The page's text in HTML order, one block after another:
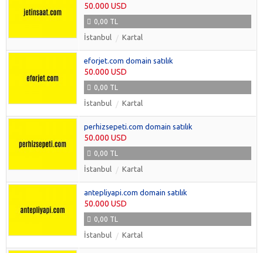
50.000 USD
0,00 TL
İstanbul Kartal
eforjet.com domain satılık
50.000 USD
0,00 TL
İstanbul Kartal
perhizsepeti.com domain satılık
50.000 USD
0,00 TL
İstanbul Kartal
antepliyapi.com domain satılık
50.000 USD
0,00 TL
İstanbul Kartal